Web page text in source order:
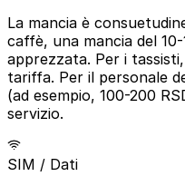
La mancia è
caffè, una mancia del
apprezzata. Per i
tariffa. Per il personale
(ad esempio, 100-200
servizio.
SIM / Dati